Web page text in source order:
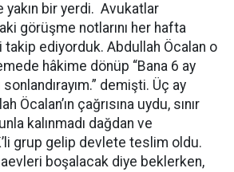
yakın bir yerdi. Avukatlar
görüşme notlarını her hafta
ediyorduk. Abdullah Öcalan o
hâkime dönüp “Bana 6 ay
demişti. Üç ay
Öcalan’ın çağrısına uydu, sınır
kalınmadı dağdan ve
grup gelip devlete teslim oldu.
boşalacak diye beklerken,